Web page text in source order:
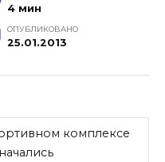
4 мин
ОПУБЛИКОВАНО
25.01.2013
комплексе